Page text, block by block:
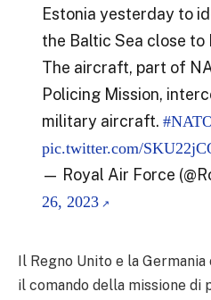
Estonia yesterday to
the Baltic Sea close to
The aircraft, part of
Policing Mission,
military aircraft.
pic.twitter.com/
— Royal Air Force
26, 2023
Il Regno Unito e la
il comando della missione di